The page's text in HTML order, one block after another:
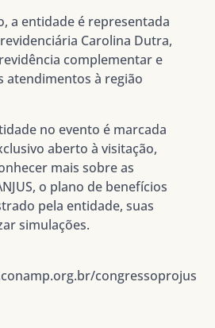
a entidade é representada
Carolina Dutra,
complementar e
atendimentos à região
no evento é marcada
aberto à visitação,
mais sobre as
o plano de benefícios
pela entidade, suas
simulações.
congressoprojus